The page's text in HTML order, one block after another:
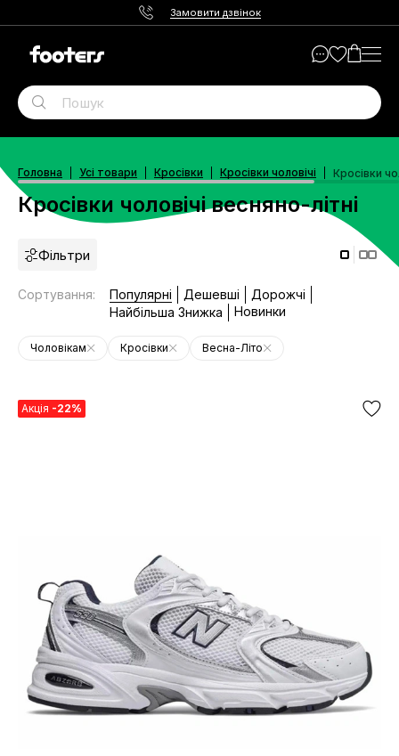
Замовити дзвінок
Головна Усі товари Кросівки Кросівки чоловічі Кросівки
Кросівки чоловічі весняно-літні
Фільтри
Сортування: Популярні Дешевші
Дорожчі
Найбільша Знижка
Новинки
Чоловікам Кросівки Весна-Літо
Акція -22%